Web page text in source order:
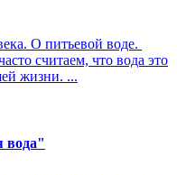
О питьевой воде.
считаем, что вода это
жизни. ...
вода"